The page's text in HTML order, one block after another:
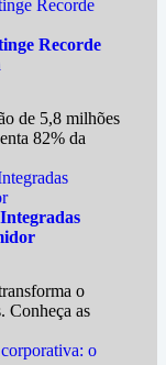
Recorde
de 5,8 milhões
82% da
o
Conheça as